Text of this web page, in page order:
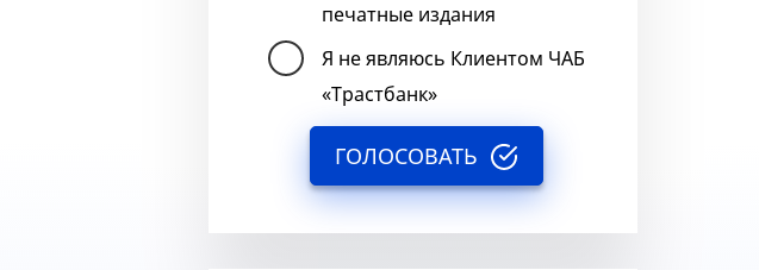
печатные издания
Я не являюсь Клиентом ЧАБ
«Трастбанк»
ГОЛОСОВАТЬ